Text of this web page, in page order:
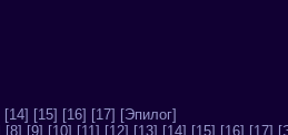
[14] [15] [16] [17] [Эпилог]
[8] [9] [10] [11] [12] [13] [14] [15] [16] [17]